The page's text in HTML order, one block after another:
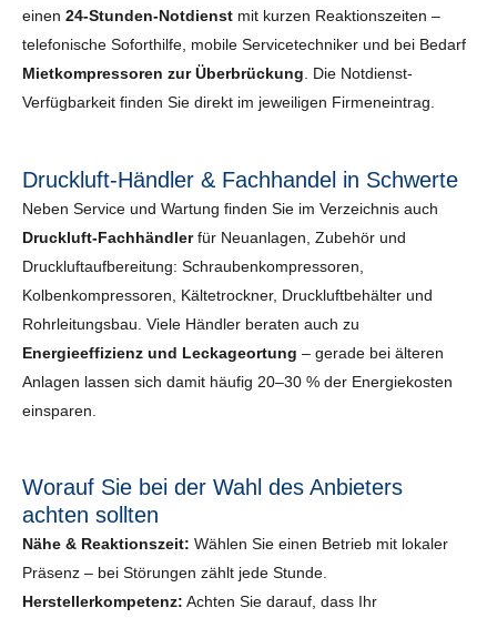
einen 24-Stunden-Notdienst mit kurzen Reaktionszeiten –
telefonische Soforthilfe, mobile Servicetechniker und bei Bedarf
Mietkompressoren zur Überbrückung. Die Notdienst-
Verfügbarkeit finden Sie direkt im jeweiligen Firmeneintrag.
Druckluft-Händler & Fachhandel in Schwerte
Neben Service und Wartung finden Sie im Verzeichnis auch
Druckluft-Fachhändlerfür Neuanlagen, Zubehör und
Druckluftaufbereitung: Schraubenkompressoren,
Kolbenkompressoren, Kältetrockner, Druckluftbehälter und
Rohrleitungsbau. Viele Händler beraten auch zu
Energieeffizienz und Leckageortung – gerade bei älteren
Anlagen lassen sich damit häufig 20–30 % der Energiekosten
einsparen.
Worauf Sie bei der Wahl des Anbieters
achten sollten
Nähe & Reaktionszeit: Wählen Sie einen Betrieb mit lokaler
Präsenz – bei Störungen zählt jede Stunde.
Herstellerkompetenz: Achten Sie darauf, dass Ihr